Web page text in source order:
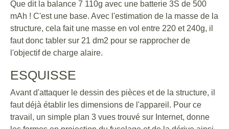
Que dit la balance 7 110g avec une batterie 3S de 500
mAh ! C'est une base. Avec l'estimation de la masse de la
structure, cela fait une masse en vol entre 220 et 240g, il
faut donc tabler sur 21 dm2 pour se rapprocher de
l'objectif de charge alaire.
ESQUISSE
Avant d'attaquer le dessin des pièces et de la structure, il
faut déjà établir les dimensions de l'appareil. Pour ce
travail, un simple plan 3 vues trouvé sur Internet, donne